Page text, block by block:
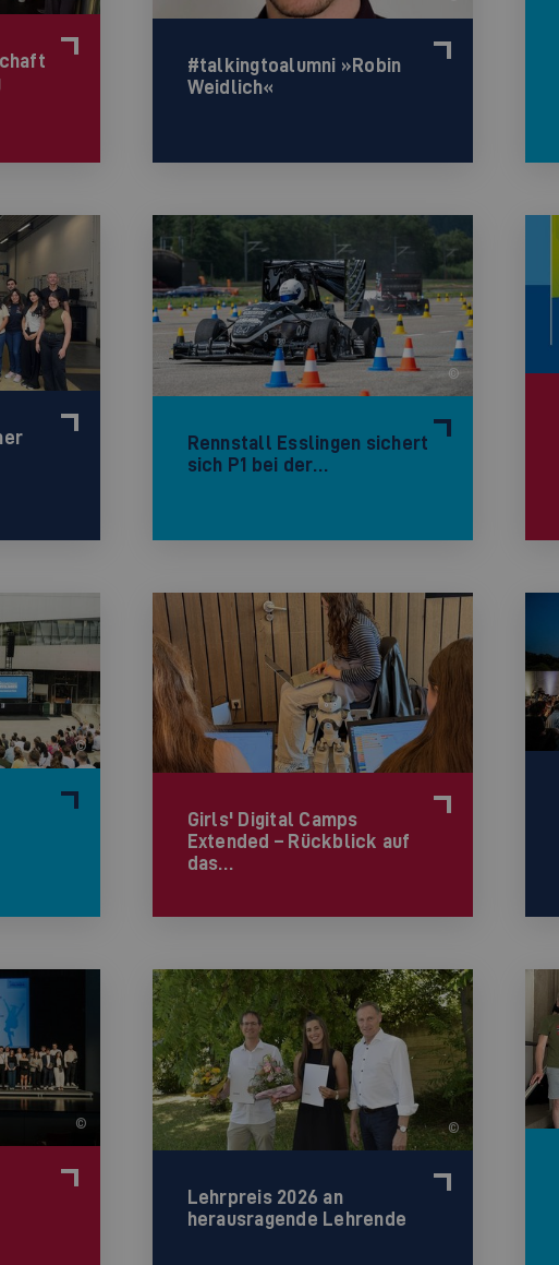
#talkingtoalumni »Robin
Weidlich«
©
Rennstall Esslingen sichert
sich P1 bei der…
©
Girls' Digital Camps
Extended – Rückblick auf
das…
© ©
Lehrpreis 2026 an
herausragende Lehrende